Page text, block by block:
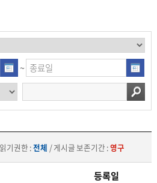
~
기권한 :전체 / 게시글 보존기간 :영구
등록일